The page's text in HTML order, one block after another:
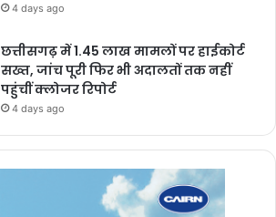
4 days ago
छत्तीसगढ़ में 1.45 लाख मामलों पर हाईकोर्ट
सख्त, जांच पूरी फिर भी अदालतों तक नहीं
पहुंचीं क्लोजर रिपोर्ट
4 days ago